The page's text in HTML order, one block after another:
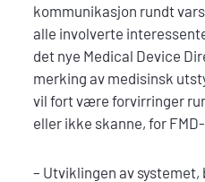
kommunikasjon rundt
alle involverte
det nye Medical Device
merking av medisinsk
vil fort være forvirringer
eller ikke skanne, for
– Utviklingen av